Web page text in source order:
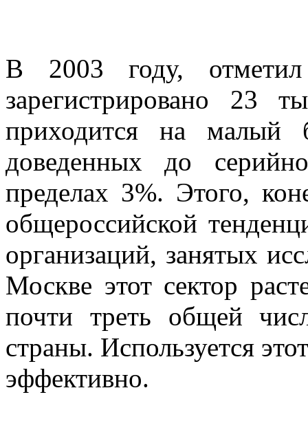
В 2003 году,
зарегистрировано 23
приходится на малый
доведенных до
пределах 3%. Этого,
общероссийской
организаций, занятых
Москве этот сектор
почти треть общей
страны. Используется
эффективно.